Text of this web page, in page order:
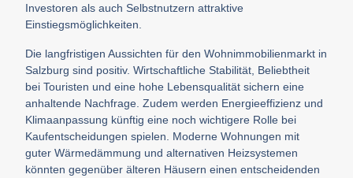
Investoren als auch Selbstnutzern attraktive
Einstiegsmöglichkeiten.
Die langfristigen Aussichten für den Wohnimmobilienmarkt in
Salzburg sind positiv. Wirtschaftliche Stabilität, Beliebtheit
bei Touristen und eine hohe Lebensqualität sichern eine
anhaltende Nachfrage. Zudem werden Energieeffizienz und
Klimaanpassung künftig eine noch wichtigere Rolle bei
Kaufentscheidungen spielen. Moderne Wohnungen mit
guter Wärmedämmung und alternativen Heizsystemen
könnten gegenüber älteren Häusern einen entscheidenden